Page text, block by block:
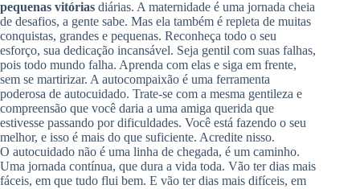
pequenas vitórias diárias. A maternidade é uma jornada cheia
de desafios, a gente sabe. Mas ela também é repleta de muitas
conquistas, grandes e pequenas. Reconheça todo o seu
esforço, sua dedicação incansável. Seja gentil com suas falhas,
pois todo mundo falha. Aprenda com elas e siga em frente,
sem se martirizar. A autocompaixão é uma ferramenta
poderosa de autocuidado. Trate-se com a mesma gentileza e
compreensão que você daria a uma amiga querida que
estivesse passando por dificuldades. Você está fazendo o seu
melhor, e isso é mais do que suficiente. Acredite nisso.
O autocuidado não é uma linha de chegada, é um caminho.
Uma jornada contínua, que dura a vida toda. Vão ter dias mais
fáceis, em que tudo flui bem. E vão ter dias mais difíceis, em